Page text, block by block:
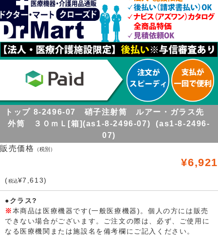
トップ 8-2496-07 硝子注射筒 ルアー・ガラス先
外筒 ３０ｍＬ[箱](as1-8-2496-07) (as1-8-2496-
07)
販売価格
（税別）
¥6,921
(税込¥7,613)
●クラス?
※本商品は医療機器です(一般医療機器)。個人の方には販売
できない場合がございます。ご注文の際は、必ず、ご使用に
なる医療機関または施設名を備考欄にご記入ください。